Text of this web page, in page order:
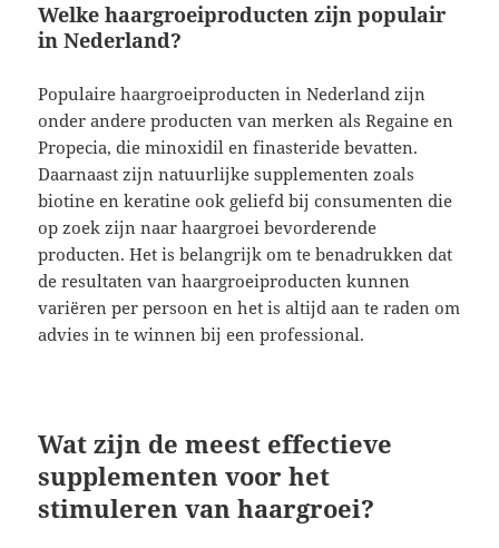
Welke haargroeiproducten zijn populair
in Nederland?
Populaire haargroeiproducten in Nederland zijn
onder andere producten van merken als Regaine en
Propecia, die minoxidil en finasteride bevatten.
Daarnaast zijn natuurlijke supplementen zoals
biotine en keratine ook geliefd bij consumenten die
op zoek zijn naar haargroei bevorderende
producten. Het is belangrijk om te benadrukken dat
de resultaten van haargroeiproducten kunnen
variëren per persoon en het is altijd aan te raden om
advies in te winnen bij een professional.
Wat zijn de meest effectieve
supplementen voor het
stimuleren van haargroei?